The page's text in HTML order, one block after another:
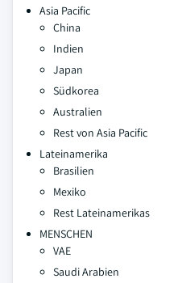
Asia Pacific
China
Indien
Japan
Südkorea
Australien
Rest von Asia Pacific
Lateinamerika
Brasilien
Mexiko
Rest Lateinamerikas
MENSCHEN
VAE
Saudi Arabien